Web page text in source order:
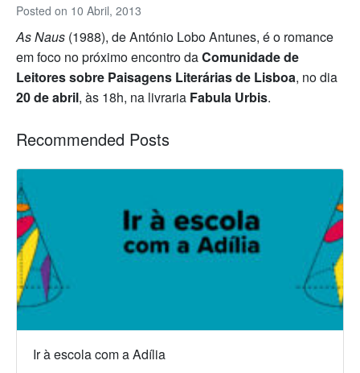
Posted on 10 Abril, 2013
As Naus (1988), de António Lobo Antunes, é o romance
em foco no próximo encontro daComunidade de
Leitores sobre Paisagens Literárias de Lisboa, no dia
20 de abril, às 18h, na livraria Fabula Urbis.
Recommended Posts
Ir à escola com a Adília